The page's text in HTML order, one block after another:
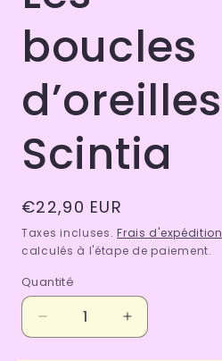
n
boucles
d’oreilles
Scintia
Prix
habituel
€22,90 EUR
Taxes incluses.Frais d'expédition
calculés à l'étape de paiement.
Quantité
Quantité
Réduire
la
Augmenter
la